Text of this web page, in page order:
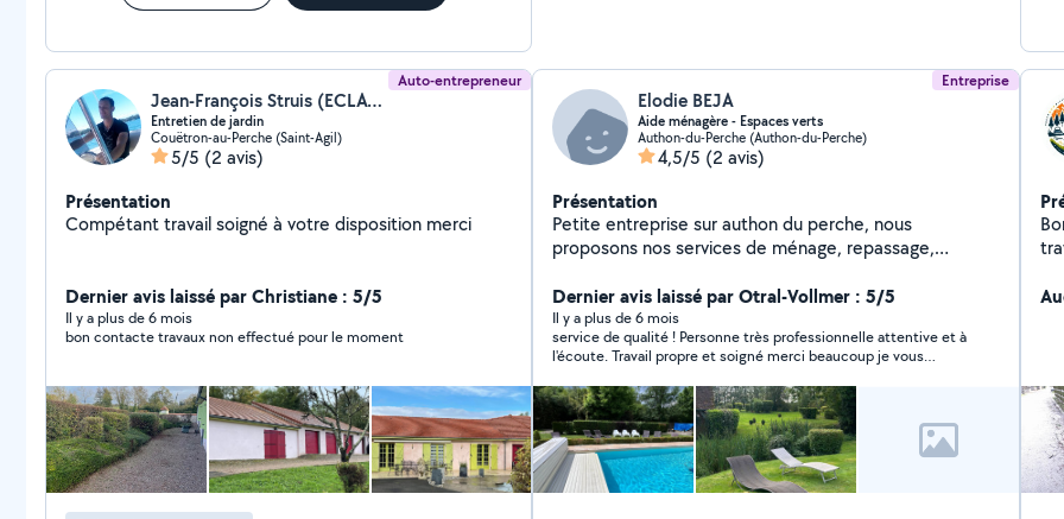
Auto-entrepreneur
Jean-François Struis (ECLAT & NATURE)
Entretien de jardin
Couëtron-au-Perche (Saint-Agil)
5/5 (2 avis)
Présentation
Compétant travail soigné à votre disposition merci
Dernier avis laissé par Christiane : 5/5
Il y a plus de 6 mois
bon contacte travaux non effectué pour le moment
Entreprise
Elodie BEJA
Aide ménagère - Espaces verts
Authon-du-Perche (Authon-du-Perche)
4,5/5 (2 avis)
Présentation
Petite entreprise sur authon du perche, nous
proposons nos services de ménage, repassage,
l'entretien de votre jardin (tonte, débroussailler, taille
de haie..) Pour plus d info me contacter
Dernier avis laissé par Otral-Vollmer : 5/5
Il y a plus de 6 mois
service de qualité ! Personne très professionnelle attentive et à
l'écoute. Travail propre et soigné merci beaucoup je vous